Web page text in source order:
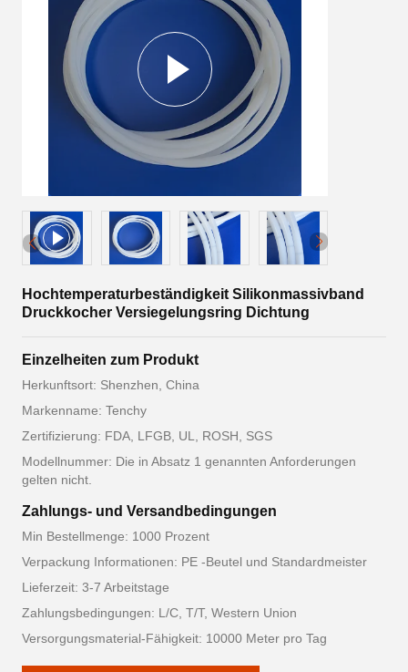
Hochtemperaturbeständigkeit Silikonmassivband
Druckkocher Versiegelungsring Dichtung
Einzelheiten zum Produkt
Herkunftsort: Shenzhen, China
Markenname: Tenchy
Zertifizierung: FDA, LFGB, UL, ROSH, SGS
Modellnummer: Die in Absatz 1 genannten Anforderungen
gelten nicht.
Zahlungs- und Versandbedingungen
Min Bestellmenge: 1000 Prozent
Verpackung Informationen: PE -Beutel und Standardmeister
Lieferzeit: 3-7 Arbeitstage
Zahlungsbedingungen: L/C, T/T, Western Union
Versorgungsmaterial-Fähigkeit: 10000 Meter pro Tag